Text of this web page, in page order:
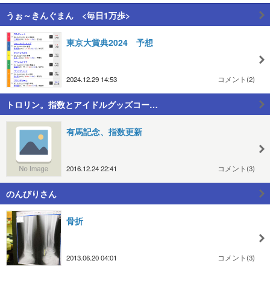
うぉ～きんぐまん <毎日1万歩>
東京大賞典2024 予想
2024.12.29 14:53 コメント(2)
トロリン。指数とアイドルグッズコー…
有馬記念、指数更新
2016.12.24 22:41 コメント(3)
のんびりさん
骨折
2013.06.20 04:01 コメント(3)